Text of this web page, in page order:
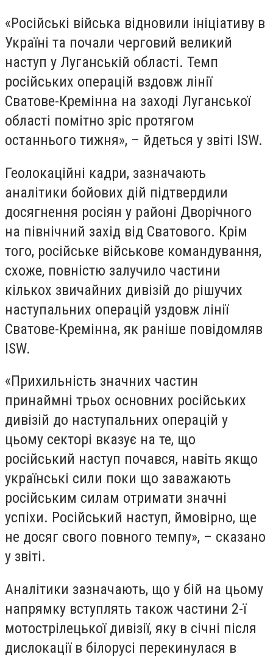
«Російські війська відновили ініціативу в
Україні та почали черговий великий
наступ у Луганській області. Темп
російських операцій вздовж лінії
Сватове-Кремінна на заході Луганської
області помітно зріс протягом
останнього тижня», – йдеться у звіті ISW.
Геолокаційні кадри, зазначають
аналітики бойових дій підтвердили
досягнення росіян у районі Дворічного
на північний захід від Сватового. Крім
того, російське військове командування,
схоже, повністю залучило частини
кількох звичайних дивізій до рішучих
наступальних операцій уздовж лінії
Сватове-Кремінна, як раніше повідомляв
ISW.
«Прихильність значних частин
принаймні трьох основних російських
дивізій до наступальних операцій у
цьому секторі вказує на те, що
російський наступ почався, навіть якщо
українські сили поки що заважають
російським силам отримати значні
успіхи. Російський наступ, ймовірно, ще
не досяг свого повного темпу», – сказано
у звіті.
Аналітики зазначають, що у бій на цьому
напрямку вступлять також частини 2-ї
мотострілецької дивізії, яку в січні після
дислокації в білорусі перекинулася в